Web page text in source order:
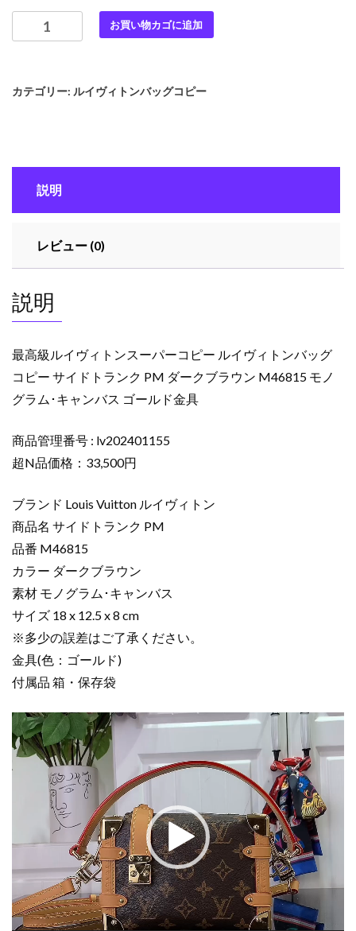
高
イ
ン
ー
コ
ー
ル
ヴ
ィ
ト
バ
ッ
コ
ピ
ー
サ
イ
ド
ト
ラ
ク
PM
ー
ク
M46815
ノ
グ
ラ
お買い物カゴに追加
カテゴリー: ルイヴィトンバッグコピー
説明
レビュー (0)
説明
最高級ルイヴィトンスーパーコピー ルイヴィトンバッグ
コピー サイドトランク PM ダークブラウン M46815 モノ
グラム･キャンバス ゴールド金具
商品管理番号 : lv202401155
超N品価格：33,500円
ブランド Louis Vuitton ルイヴィトン
商品名 サイドトランク PM
品番 M46815
カラー ダークブラウン
素材 モノグラム･キャンバス
サイズ 18 x 12.5 x 8 cm
※多少の誤差はご了承ください。
金具(色：ゴールド)
付属品 箱・保存袋
動
画
プ